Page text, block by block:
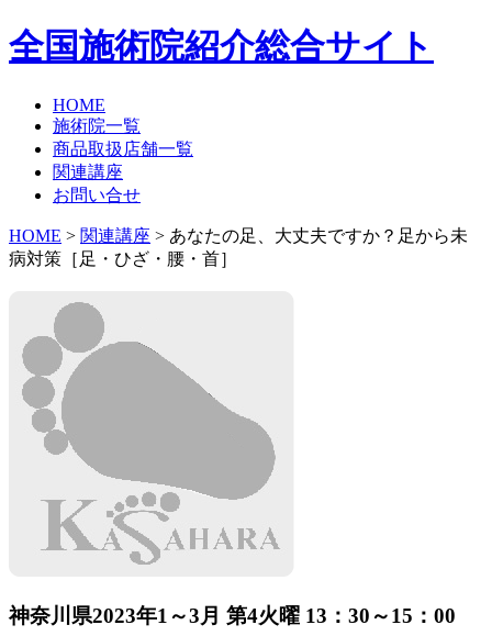
全国施術院紹介総合サイト
HOME
施術院一覧
商品取扱店舗一覧
関連講座
お問い合せ
HOME > 関連講座 > あなたの足、大丈夫ですか？足から未
病対策［足・ひざ・腰・首］
神奈川県2023年1～3月 第4火曜 13：30～15：00